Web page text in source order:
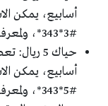
أسابيع، يمكن
#3*343*، ولمعرفة الرصيد قم بالاتصال على #0*3*343*.
أسابيع، يمكن
#5*343*، ولمعرفة الرصيد قم بالاتصال على #0*5*343*.